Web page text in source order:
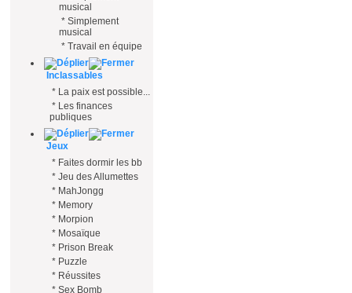
musical
* Simplement
musical
* Travail en équipe
Inclassables
* La paix est possible...
* Les finances
publiques
Jeux
* Faites dormir les bb
* Jeu des Allumettes
* MahJongg
* Memory
* Morpion
* Mosaïque
* Prison Break
* Puzzle
* Réussites
* Sex Bomb